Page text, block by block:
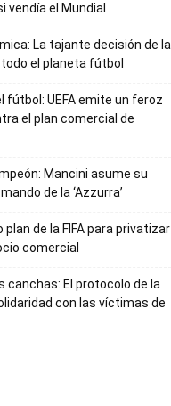
vendía el Mundial
La tajante decisión de la
todo el planeta fútbol
fútbol: UEFA emite un feroz
el plan comercial de
Mancini asume su
de la ‘Azzurra’
plan de la FIFA para privatizar
comercial
canchas: El protocolo de la
con las víctimas de